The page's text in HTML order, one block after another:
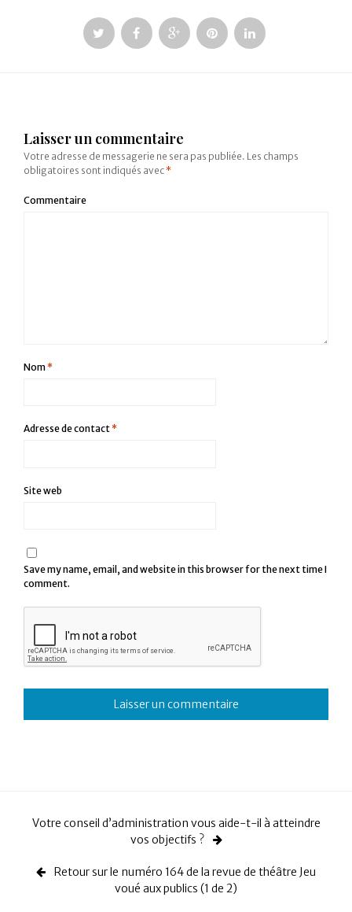
Laisser un commentaire
Votre adresse de messagerie ne sera pas publiée. Les champs
obligatoires sont indiqués avec*
Commentaire
Nom*
Adresse de contact*
Site web
Save my name, email, and website in this browser for the next time I
comment.
Votre conseil d’administration vous aide-t-il à atteindre
vos objectifs ?
Retour sur le numéro 164 de la revue de théâtre Jeu
voué aux publics (1 de 2)